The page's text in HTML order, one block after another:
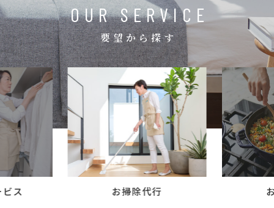
会社紹介
コラム
ご案内
お知らせ
家事スタッフ募集
働く仲間インタビュー
OUR SERVICE
要望から探す
ス お掃除代行